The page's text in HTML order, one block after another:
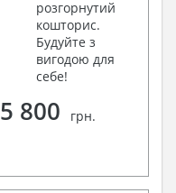
розгорнутий
кошторис.
Будуйте з
вигодою для
себе!
5 800 грн.